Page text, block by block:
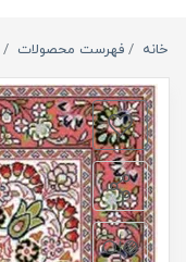
خانه فهرست محصولات